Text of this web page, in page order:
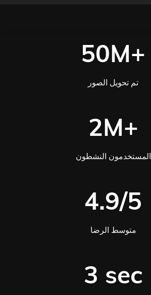
50M+
تم تحويل الصور
2M+
المستخدمون النشطون
4.9/5
متوسط الرضا
3 sec